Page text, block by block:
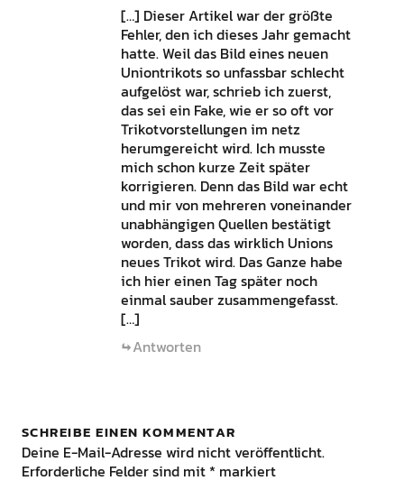
[…] Dieser Artikel war der größte
Fehler, den ich dieses Jahr gemacht
hatte. Weil das Bild eines neuen
Uniontrikots so unfassbar schlecht
aufgelöst war, schrieb ich zuerst,
das sei ein Fake, wie er so oft vor
Trikotvorstellungen im netz
herumgereicht wird. Ich musste
mich schon kurze Zeit später
korrigieren. Denn das Bild war echt
und mir von mehreren voneinander
unabhängigen Quellen bestätigt
worden, dass das wirklich Unions
neues Trikot wird. Das Ganze habe
ich hier einen Tag später noch
einmal sauber zusammengefasst.
[…]
Antworten
SCHREIBE EINEN KOMMENTAR
Deine E-Mail-Adresse wird nicht veröffentlicht.
Erforderliche Felder sind mit * markiert